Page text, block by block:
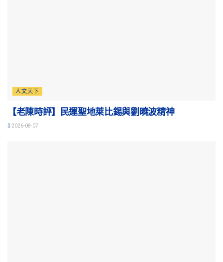
人文天下
【老陳時評】民運聖地萊比錫與劉曉波精神
2026-08-07